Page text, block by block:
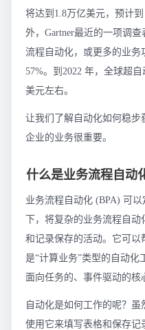
将达到1.8万亿美元，预计
外，Gartner最近的一项调
流程自动化，或更多的业务
57%。到2022 年，全球超
美元左右。
让我们了解自动化如何稳
企业的业务很重要。
什么是业务流程自动
业务流程自动化 (BPA) 可
下，将复杂的业务流程自
和记录保存的活动。它可以
是“计算业务”类型的自动化
面向任务的、事件驱动的核
自动化是如何工作的呢？
使用它来填写表格和保存记